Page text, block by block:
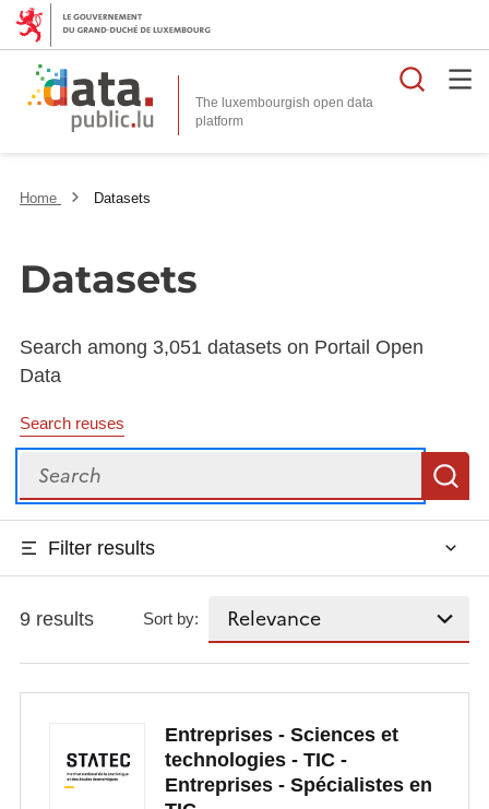
The luxembourgish open data
platform
Home Datasets
Datasets
Search among 3,051 datasets on Portail Open
Data
Search reuses
Search
Filter results
9 results Sort by:
Entreprises - Sciences et
technologies - TIC -
Entreprises - Spécialistes en